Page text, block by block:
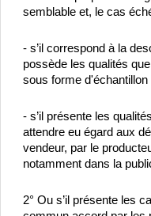
semblable et, le cas
- s’il correspond à la
possède les qualités
sous forme d'échantillon
- s’il présente les
attendre eu égard aux
vendeur, par le
notamment dans la
2° Ou s’il présente les